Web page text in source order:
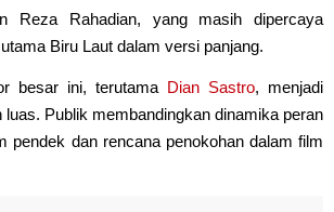
Reza Rahadian, yang masih dipercaya
Biru Laut dalam versi panjang.
besar ini, terutama Dian Sastro, menjadi
luas. Publik membandingkan dinamika peran
pendek dan rencana penokohan dalam film